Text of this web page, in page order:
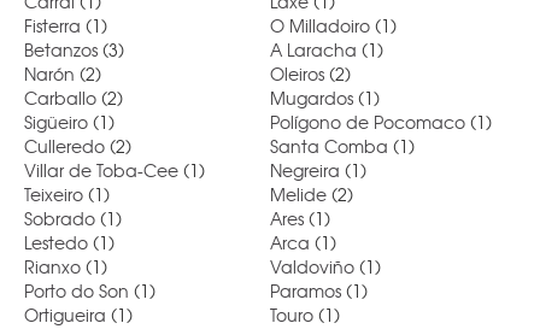
Fisterra (1) O Milladoiro (1)
Betanzos (3) A Laracha (1)
Narón (2) Oleiros (2)
Carballo (2) Mugardos (1)
Sigüeiro (1) Polígono de Pocomaco (1)
Culleredo (2) Santa Comba (1)
Villar de Toba-Cee (1) Negreira (1)
Teixeiro (1) Melide (2)
Sobrado (1) Ares (1)
Lestedo (1) Arca (1)
Rianxo (1) Valdoviño (1)
Porto do Son (1) Paramos (1)
Ortigueira (1) Touro (1)